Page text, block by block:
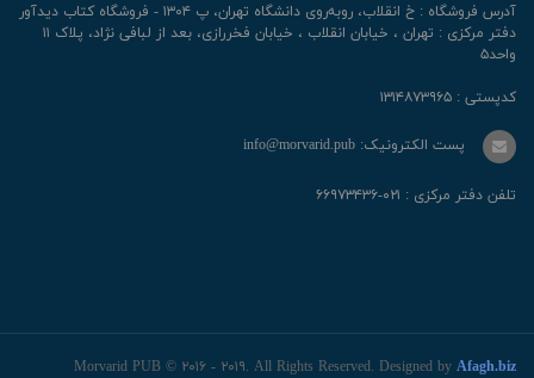
آدرس فروشگاه : خ انقلاب، رو‌به‌روی دانشگاه تهران، پ ۱۳۰۴ - فروشگاه کتاب دیدآور
دفتر مرکزی : تهران ، خیابان انقلاب ، خیابان فخررازی، بعد از لبافی نژاد، پلاک ۱۱
واحد۵
کدپستی : ۱۳۱۴۸۷۳۹۶۵
پست الکترونیک: info@morvarid.pub
تلفن دفتر مرکزی : ۰۲۱-۶۶۹۷۳۴۳۶
Morvarid PUB © ۲۰۱۶ - ۲۰۱۹. All Rights Reserved. Designed by Afagh.biz